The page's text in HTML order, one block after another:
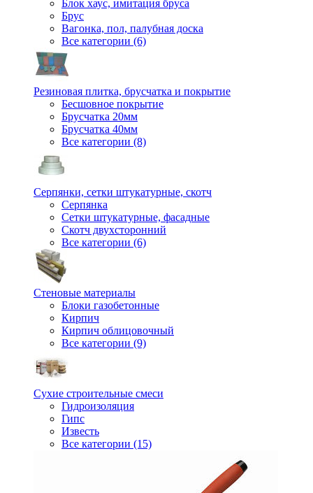
Блок хаус, имитация бруса
Брус
Вагонка, пол, палубная доска
Все категории (6)
Резиновая плитка, брусчатка и покрытие
Бесшовное покрытие
Брусчатка 20мм
Брусчатка 40мм
Все категории (8)
Серпянки, сетки штукатурные, скотч
Серпянка
Сетки штукатурные, фасадные
Скотч двухсторонний
Все категории (6)
Стеновые материалы
Блоки газобетонные
Кирпич
Кирпич облицовочный
Все категории (9)
Сухие строительные смеси
Гидроизоляция
Гипс
Известь
Все категории (15)